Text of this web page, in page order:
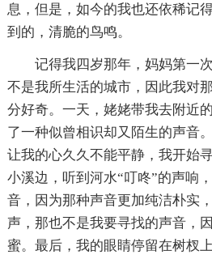
息，但是，如今的我也还依稀记
到的，清脆的鸟鸣。
记得我四岁那年，妈妈第一
不是我所生活的城市，因此我对
分好奇。一天，姥姥带我去附近
了一种似曾相识却又陌生的声音
让我的心久久不能平静，我开始
小溪边，听到河水“叮咚”的声响
音，因为那种声音更加纯洁朴实
声，那也不是我要寻找的声音，
蜜。最后，我的眼睛停留在树杈